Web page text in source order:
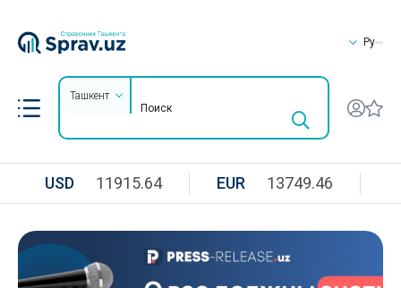
Ру
Ташкент
USD 11915.64 EUR 13749.46